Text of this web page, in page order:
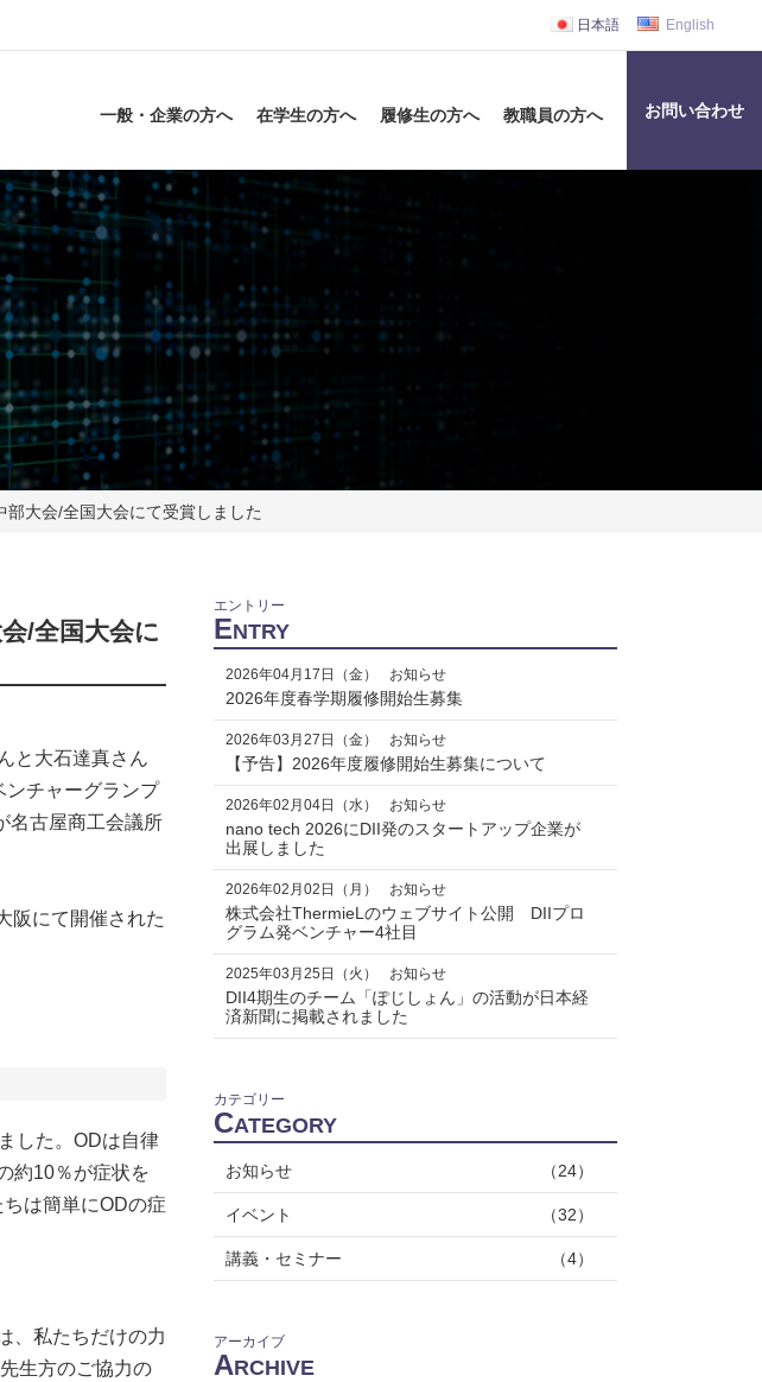
日本語 English
一般・企業の方へ 在学生の方へ 履修生の方へ 教職員の方へ お問い合わせ
大会/全国大会にて受賞しました
/全国大会に
と大石達真さん
ンチャーグランプ
名古屋商工会議所
阪にて開催された
した。ODは自律
約10％が症状を
は簡単にODの症
、私たちだけの力
生方のご協力の
エントリー
ENTRY
2026年04月17日（金） お知らせ
2026年度春学期履修開始生募集
2026年03月27日（金） お知らせ
【予告】2026年度履修開始生募集について
2026年02月04日（水） お知らせ
nano tech 2026にDII発のスタートアップ企業が
出展しました
2026年02月02日（月） お知らせ
株式会社ThermieLのウェブサイト公開 DIIプロ
グラム発ベンチャー4社目
2025年03月25日（火） お知らせ
DII4期生のチーム「ぽじしょん」の活動が日本経
済新聞に掲載されました
カテゴリー
CATEGORY
お知らせ （24）
イベント （32）
講義・セミナー （4）
アーカイブ
ARCHIVE